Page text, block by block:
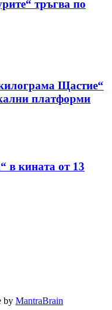
тръгва по
Щастие“
платформи
в кината от 13
by MantraBrain